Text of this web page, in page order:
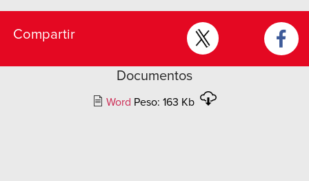
Compartir
Documentos
Word Peso: 163 Kb